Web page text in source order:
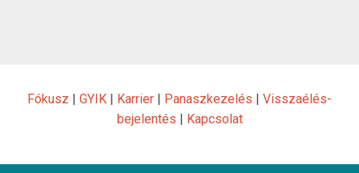
Fókusz | GYIK | Karrier | Panaszkezelés | Visszaélés-
bejelentés | Kapcsolat